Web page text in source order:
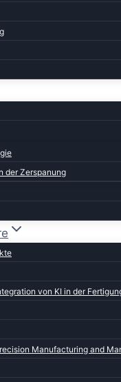
der Zerspanung
von KI in der
Manufacturing and